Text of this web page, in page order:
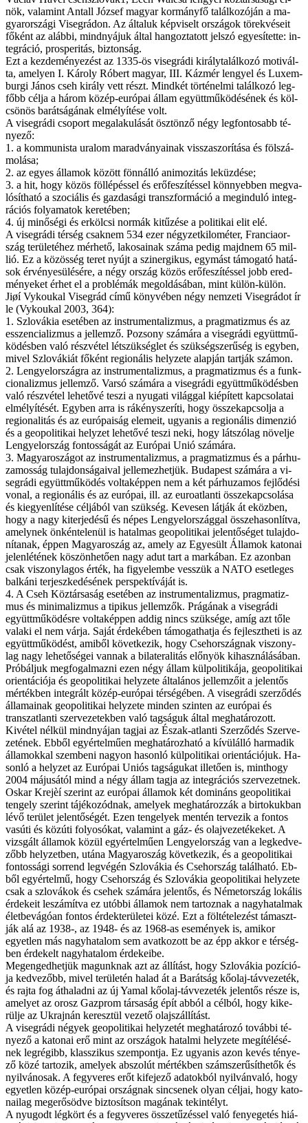
nök, va­la­mint An­tall Jó­zsef ma­gyar kor­mány­fő ta­lál­ko­zó­ján a ma­
gyar­or­szá­gi Vi­seg­rá­don. Az ál­ta­luk kép­vi­selt or­szá­gok tö­rek­vé­se­it
fő­ként az aláb­bi, mind­nyá­juk ál­tal han­goz­ta­tott jel­szó egye­sí­tet­te: in­
teg­rá­ció, pros­pe­ri­tás, biz­ton­ság.
Ezt a kez­de­mé­nye­zést az 1335-ös vi­seg­rá­di ki­rály­ta­lál­ko­zó mo­ti­vál­
ta, ame­lyen I. Kár­oly Ró­bert ma­gyar, III. Káz­mér len­gyel és Lu­xem­
bur­gi Já­nos cseh ki­rály vett részt. Mind­két tör­té­nel­mi ta­lál­ko­zó leg­
főbb cél­ja a há­rom kö­zép-eu­ró­pai ál­lam együtt­mű­kö­dé­sé­nek és köl­
csö­nös ba­rát­sá­gá­nak el­mé­lyí­té­se volt.
A vi­seg­rá­di cso­port meg­ala­ku­lá­sát ösz­tön­ző négy leg­fon­to­sabb té­
nye­ző:
1. a kom­mu­nis­ta ura­lom ma­rad­vá­nya­i­nak vis­­sza­szo­rí­tá­sa és föl­szá­
mo­lá­sa;
2. az egyes ál­la­mok kö­zött fönn­ál­ló ani­mo­zi­tás le­küz­dé­se;
3. a hit, hogy kö­zös föl­lé­pés­sel és erő­fe­szí­tés­sel kön­­nyeb­ben meg­va­
ló­sít­ha­tó a szo­ci­á­lis és gaz­da­sá­gi transz­for­má­ció a meg­in­du­ló in­teg­
rá­ci­ós fo­lya­ma­tok ke­re­té­ben;
4. új mi­nő­sé­gi és er­köl­csi nor­mák ki­tű­zé­se a po­li­ti­kai elit elé.
A vi­seg­rá­di tér­ség csak­nem 534 ezer négy­zet­ki­lo­mé­ter, Fran­cia­or­
szág te­rü­le­té­hez mér­he­tő, la­ko­sa­i­nak szá­ma pe­dig majd­nem 65 mil­
lió. Ez a kö­zös­ség te­ret nyújt a szinergikus, egy­mást tá­mo­ga­tó ha­tá­
sok ér­vé­nye­sü­lé­sé­re, a négy or­szág kö­zös erő­fe­szí­tés­sel jobb ered­
mé­nye­ket ér­het el a prob­lé­mák meg­ol­dá­sá­ban, mint kü­lön-kü­lön.
Jiøí Vykoukal Vi­seg­rád cí­mű köny­vé­ben négy nem­ze­ti Vi­seg­rá­dot ír
le (Vykoukal 2003, 364):
1. Szlo­vá­kia ese­té­ben az instrumentalizmus, a prag­ma­tiz­mus és az
esszencializmus a jel­lem­ző. Po­zsony szá­má­ra a vi­seg­rá­di együtt­mű­
kö­dés­ben va­ló rész­vé­tel lét­szük­ség­let és szük­ség­sze­rű­ség is egy­ben,
mi­vel Szlo­vá­ki­át fő­ként re­gi­o­ná­lis hely­ze­te alap­ján tart­ják szá­mon.
2. Len­gyel­or­szág­ra az instrumentalizmus, a prag­ma­tiz­mus és a funk­
ci­o­na­liz­mus jel­lem­ző. Var­só szá­má­ra a vi­seg­rá­di együtt­mű­kö­dés­ben
va­ló rész­vé­tel le­he­tő­vé te­szi a nyu­ga­ti vi­lág­gal ki­épí­tett kap­cso­la­tai
el­mé­lyí­té­sét. Egy­ben ar­ra is rá­kény­sze­rí­ti, hogy ös­­sze­kap­csol­ja a
regionalitás és az eu­ró­pa­i­ság ele­me­it, ugyan­is a re­gi­o­ná­lis di­men­zió
és a geo­po­li­ti­kai hely­zet le­he­tő­vé te­szi ne­ki, hogy lát­szó­lag nö­vel­je
Len­gyel­or­szág fon­tos­sá­gát az Eu­ró­pai Unió szá­má­ra.
3. Magyaroszágot az instrumentalizmus, a prag­ma­tiz­mus és a pár­hu­
za­mos­ság tu­laj­don­sá­ga­i­val jel­le­mez­het­jük. Bu­da­pest szá­má­ra a vi­
seg­rá­di együtt­mű­kö­dés vol­ta­kép­pen nem a két pár­hu­za­mos fej­lő­dé­si
vo­nal, a re­gi­o­ná­lis és az eu­ró­pai, ill. az euroatlanti ös­­sze­kap­cso­lá­sa
és ki­egyen­lí­té­se cél­já­ból van szük­ség. Ke­ve­sen lát­ják át eköz­ben,
hogy a nagy ki­ter­je­dé­sű és né­pes Len­gyel­or­szág­gal ös­­sze­ha­son­lít­va,
amely­nek ön­kén­te­le­nül is ha­tal­mas geo­po­li­ti­kai je­len­tő­sé­get tu­laj­do­
ní­ta­nak, ép­pen Magyaroszág az, amely az Egye­sült Ál­la­mok ka­to­nai
je­len­lét­ének kö­szön­he­tő­en nagy adut tart a mar­ká­ban. Ez azon­ban
csak vi­szony­la­gos ér­ték, ha fi­gye­lem­be ves­­szük a NA­TO eset­le­ges
bal­ká­ni ter­jesz­ke­dé­sé­nek pers­pek­tí­vá­ját is.
4. A Cseh Köz­tár­sa­ság ese­té­ben az instrumentalizmus, prag­ma­tiz­
mus és mi­ni­ma­liz­mus a ti­pi­kus jel­lem­zők. Prá­gá­nak a vi­seg­rá­di
együtt­mű­kö­dés­re vol­ta­kép­pen ad­dig nincs szük­sé­ge, amíg azt tő­le
va­la­ki el nem vár­ja. Sa­ját ér­de­ké­ben tá­mo­gat­hat­ja és fej­leszt­he­ti is az
együtt­mű­kö­dést, ami­ből kö­vet­ke­zik, hogy Cseh­or­szág­nak vi­szony­
lag nagy le­he­tő­sé­gei van­nak a bilateralitás elő­nyök ki­hasz­ná­lá­sá­ban.
Pró­bál­juk meg­fo­gal­maz­ni ezen négy ál­lam kül­po­li­ti­ká­ja, geo­po­li­ti­kai
ori­en­tá­ci­ó­ja és geo­po­li­ti­kai hely­ze­te ál­ta­lá­nos jel­lem­ző­it a je­len­tős
mér­ték­ben in­teg­rált kö­zép-eu­ró­pai tér­sé­gé­ben. A vi­seg­rá­di szer­ző­dés
ál­la­ma­i­nak geo­po­li­ti­kai hely­ze­te min­den szin­ten az eu­ró­pai és
transzatlanti szer­ve­ze­tek­ben va­ló tag­sá­guk ál­tal meg­ha­tá­ro­zott.
Ki­vé­tel nél­kül mind­nyá­jan tag­jai az Észak-at­lan­ti Szer­ző­dés Szer­ve­
ze­té­nek. Eb­ből egy­ér­tel­mű­en meg­ha­tá­roz­ha­tó a kí­vül­ál­ló har­ma­dik
ál­la­mok­kal szem­be­ni na­gyon ha­son­ló kül­po­li­ti­kai ori­en­tá­ci­ó­juk. Ha­
son­ló a hely­zet az Eu­ró­pai Uni­ós tag­sá­gu­kat il­le­tő­en is, mint­hogy
2004 má­ju­sá­tól mind a négy ál­lam tag­ja az in­teg­rá­ci­ós szer­ve­zet­nek.
Oskar Krejèí sze­rint az eu­ró­pai ál­la­mok két do­mi­náns geo­po­li­ti­kai
ten­gely sze­rint tá­jé­ko­zód­nak, ame­lyek meg­ha­tá­roz­zák a bir­to­kuk­ban
lé­vő te­rü­let je­len­tő­sé­gét. Ezen ten­ge­lyek men­tén ter­ve­zik a fon­tos
vas­úti és köz­úti fo­lyo­só­kat, va­la­mint a gáz- és olaj­ve­ze­té­ke­ket. A
vizs­gált ál­la­mok kö­zül egy­ér­tel­mű­en Len­gyel­or­szág van a leg­ked­ve­
zőbb hely­zet­ben, utá­na Magyaroszág kö­vet­ke­zik, és a geo­po­li­ti­kai
fon­tos­sá­gi sor­rend leg­vé­gén Szlo­vá­kia és Cseh­or­szág ta­lál­ha­tó. Eb­
ből egy­ér­tel­mű, hogy Cseh­or­szág és Szlo­vá­kia geo­po­li­ti­kai hely­ze­te
csak a szlo­vá­kok és cse­hek szá­má­ra je­len­tős, és Né­met­or­szág lo­ká­lis
ér­de­ke­it le­szá­mít­va ez utób­bi ál­la­mok nem tar­toz­nak a nagy­ha­tal­mak
élet­be­vá­gó­an fon­tos ér­dek­te­rü­le­tei kö­zé. Ezt a föl­té­te­le­zést tá­maszt­
ják alá az 1938-, az 1948- és az 1968-as ese­mé­nyek is, ami­kor
egyet­len más nagy­ha­ta­lom sem avat­ko­zott be az épp ak­kor e tér­ség­
ben ér­de­kelt nagy­ha­ta­lom ér­de­ke­i­be.
Meg­en­ged­het­jük ma­gunk­nak azt az ál­lí­tást, hogy Szlo­vá­kia po­zí­ci­ó­
ja ked­ve­zőbb, mi­vel te­rü­le­tén ha­lad át a Ba­rát­ság kő­olaj-táv­ve­ze­ték,
és raj­ta fog át­ha­lad­ni az új Yamal kő­olaj-táv­ve­ze­ték je­len­tős ré­sze is,
ame­lyet az orosz Gazprom tár­sa­ság épít ab­ból a cél­ból, hogy ki­ke­
rül­je az Uk­raj­nán ke­resz­tül ve­ze­tő olaj­szál­lí­tást.
A vi­seg­rá­di né­gyek geo­po­li­ti­kai hely­ze­tét meg­ha­tá­ro­zó to­váb­bi té­
nye­ző a ka­to­nai erő mint az or­szá­gok ha­tal­mi hely­ze­te meg­íté­lé­sé­
nek leg­ré­gibb, klas­­szi­kus szem­pont­ja. Ez ugyan­is azon ke­vés té­nye­
ző kö­zé tar­to­zik, ame­lyek ab­szo­lút mér­ték­ben szám­sze­rű­sít­he­tők és
nyil­vá­no­sak. A fegy­ve­res erőt ki­fe­je­ző ada­tok­ból nyil­ván­va­ló, hogy
egyet­len kö­zép-eu­ró­pai or­szág­nak sin­cse­nek olyan cél­jai, hogy ka­to­
na­i­lag meg­erő­söd­ve biz­to­sít­son ma­gá­nak te­kin­télyt.
A nyu­godt lég­kört és a fegy­ve­res ös­­sze­tű­zés­sel va­ló fe­nye­ge­tés hi­á­